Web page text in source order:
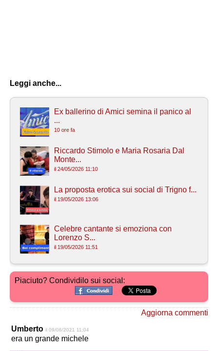
Leggi anche...
Ex ballerino di Amici semina il panico al
...
10 ore fa
Riccardo Stimolo e Maria Rosaria Dal
Monte...
il 24/05/2026 11:10
La proposta erotica sui social di Trigno f...
il 19/05/2026 13:06
Celebre cantante si emoziona con
Lorenzo S...
il 19/05/2026 11:51
Piaciuto? Condividilo sui social:
Aggiorna commenti
Umberto il 09/06/2021 11:04
era un grande michele